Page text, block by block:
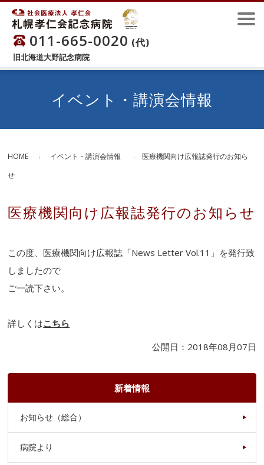
011-665-0020 (代)
旧北海道大野記念病院
イベント・講演会情報
HOME イベント・講演会情報
医療機関向け広報誌発行のお知ら
せ
医療機関向け広報誌発行のお知らせ
この度、医療機関向け広報誌「News Letter Vol.11」を発行致
しましたので
ご一読下さい。
詳しくはこちら
公開日：2018年08月07日
新着情報
お知らせ（総合）
病院より